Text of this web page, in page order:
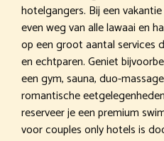
hotelgangers. Bij een
even weg van alle lawaai en
op een groot aantal services
en echtparen. Geniet
een gym, sauna, duo-
romantische
reserveer je een premium
voor couples only hotels is